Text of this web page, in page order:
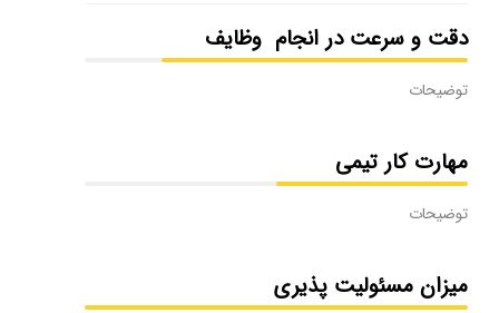
دقت و سرعت در انجام وظایف
توضیحات
مهارت کار تیمی
توضیحات
میزان مسئولیت پذیری